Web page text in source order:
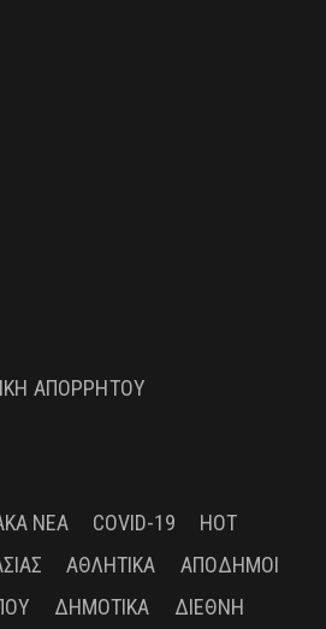
ΑΠΟΡΡΗΤΟΥ
ΝΈΑ COVID-19
HOT
ΑΘΛΗΤΙΚΆ
ΑΠΌΔΗΜΟΙ
ΔΗΜΟΤΙΚΆ ΔΙΕΘΝΉ